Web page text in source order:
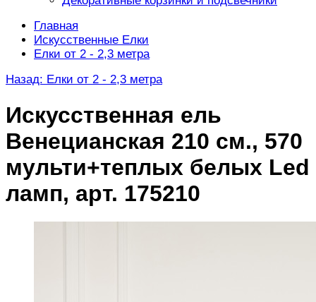
Главная
Искусственные Елки
Елки от 2 - 2,3 метра
Назад: Елки от 2 - 2,3 метра
Искусственная ель
Венецианская 210 см., 570
мульти+теплых белых Led
ламп, арт. 175210